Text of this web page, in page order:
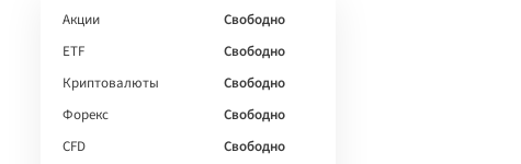
Акции
Свободно
ETF
Свободно
Криптовалюты
Свободно
Форекс
Свободно
CFD
Свободно